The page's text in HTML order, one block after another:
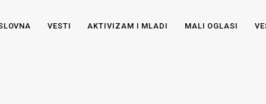
VESTI AKTIVIZAM I MLADI MALI OGLASI